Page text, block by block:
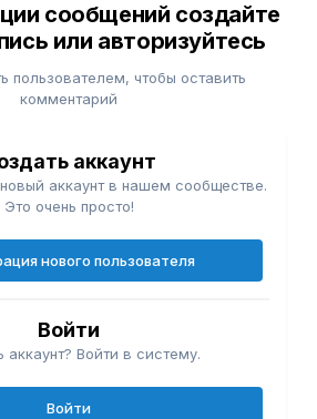
сообщений создайте
или авторизуйтесь
пользователем, чтобы оставить
комментарий
аккаунт
аккаунт в нашем сообществе.
Это очень просто!
нового пользователя
Войти
аккаунт? Войти в систему.
Войти